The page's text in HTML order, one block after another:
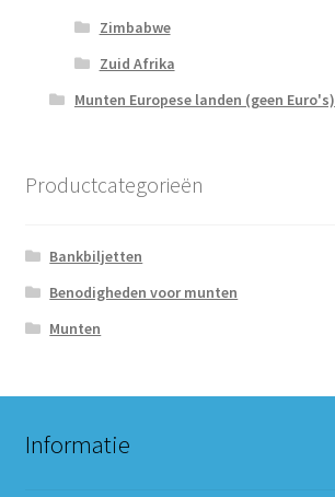
Zimbabwe
Zuid Afrika
Munten Europese landen (geen Euro's)
Productcategorieën
Bankbiljetten
Benodigheden voor munten
Munten
Informatie